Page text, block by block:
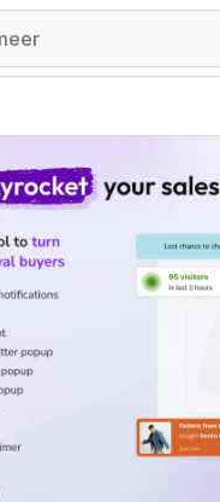
afbeeldingen